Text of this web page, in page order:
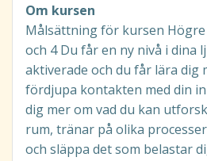
Om kursen
Målsättning för kursen Högre
och 4 Du får en ny nivå i dina
aktiverade och du får lära dig
fördjupa kontakten med din
dig mer om vad du kan
rum, tränar på olika
och släppa det som belastar